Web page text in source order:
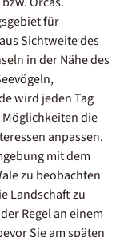
für
Sichtweite des
in der Nähe des
wird jeden Tag
die
anpassen.
mit dem
zu beobachten
Landschaft zu
Regel an einem
Sie am späten